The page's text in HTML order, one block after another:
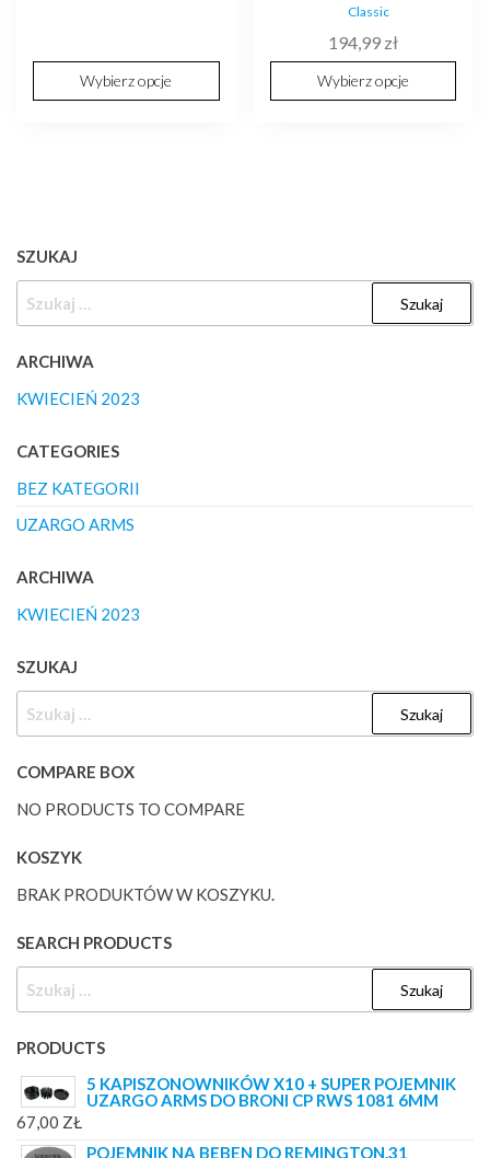
Wybierz opcje
Classic
194,99 zł
Wybierz opcje
SZUKAJ
ARCHIWA
KWIECIEŃ 2023
CATEGORIES
BEZ KATEGORII
UZARGO ARMS
ARCHIWA
KWIECIEŃ 2023
SZUKAJ
COMPARE BOX
NO PRODUCTS TO COMPARE
KOSZYK
BRAK PRODUKTÓW W KOSZYKU.
SEARCH PRODUCTS
PRODUCTS
5 KAPISZONOWNIKÓW X10 + SUPER POJEMNIK
UZARGO ARMS DO BRONI CP RWS 1081 6MM
67,00 ZŁ
POJEMNIK NA BĘBEN DO REMINGTON.31